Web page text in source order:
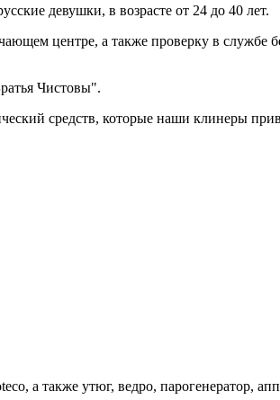
девушки, в возрасте от 24 до 40 лет.
центре, а также проверку в службе
Чистовы".
средств, которые наши клинеры
а также утюг, ведро,